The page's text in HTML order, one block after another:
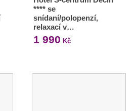
**** se
snídaní/polopenzí,
relaxací v…
1 990 Kč